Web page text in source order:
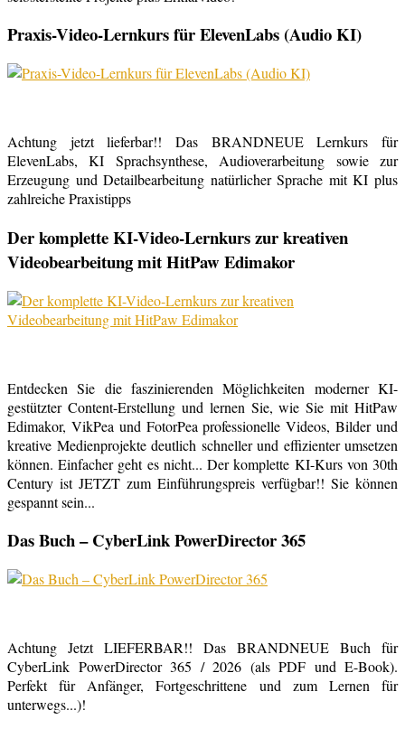
Praxis-Video-Lernkurs für ElevenLabs (Audio KI)
Achtung jetzt lieferbar!! Das BRANDNEUE Lernkurs für
ElevenLabs, KI Sprachsynthese, Audioverarbeitung sowie zur
Erzeugung und Detailbearbeitung natürlicher Sprache mit KI plus
zahlreiche Praxistipps
Der komplette KI-Video-Lernkurs zur kreativen
Videobearbeitung mit HitPaw Edimakor
Entdecken Sie die faszinierenden Möglichkeiten moderner KI-
gestützter Content-Erstellung und lernen Sie, wie Sie mit HitPaw
Edimakor, VikPea und FotorPea professionelle Videos, Bilder und
kreative Medienprojekte deutlich schneller und effizienter umsetzen
können. Einfacher geht es nicht... Der komplette KI-Kurs von 30th
Century ist JETZT zum Einführungspreis verfügbar!! Sie können
gespannt sein...
Das Buch – CyberLink PowerDirector 365
Achtung Jetzt LIEFERBAR!! Das BRANDNEUE Buch für
CyberLink PowerDirector 365 / 2026 (als PDF und E-Book).
Perfekt für Anfänger, Fortgeschrittene und zum Lernen für
unterwegs...)!